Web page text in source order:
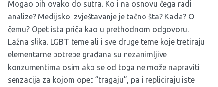
Mogao bih ovako do sutra. Ko i na osnovu čega radi
analize? Medijsko izvještavanje je tačno šta? Kada? O
čemu? Opet ista priča kao u prethodnom odgovoru.
Lažna slika. LGBT teme ali i sve druge teme koje tretiraju
elementarne potrebe građana su nezanimljive
konzumentima osim ako se od toga ne može napraviti
senzacija za kojom opet “tragaju”, pa i repliciraju iste